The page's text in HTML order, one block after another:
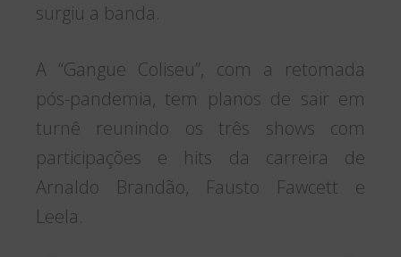
surgiu a banda.
A “Gangue Coliseu”, com a retomada
pós-pandemia, tem planos de sair em
turnê reunindo os três shows com
participações e hits da carreira de
Arnaldo Brandão, Fausto Fawcett e
Leela.